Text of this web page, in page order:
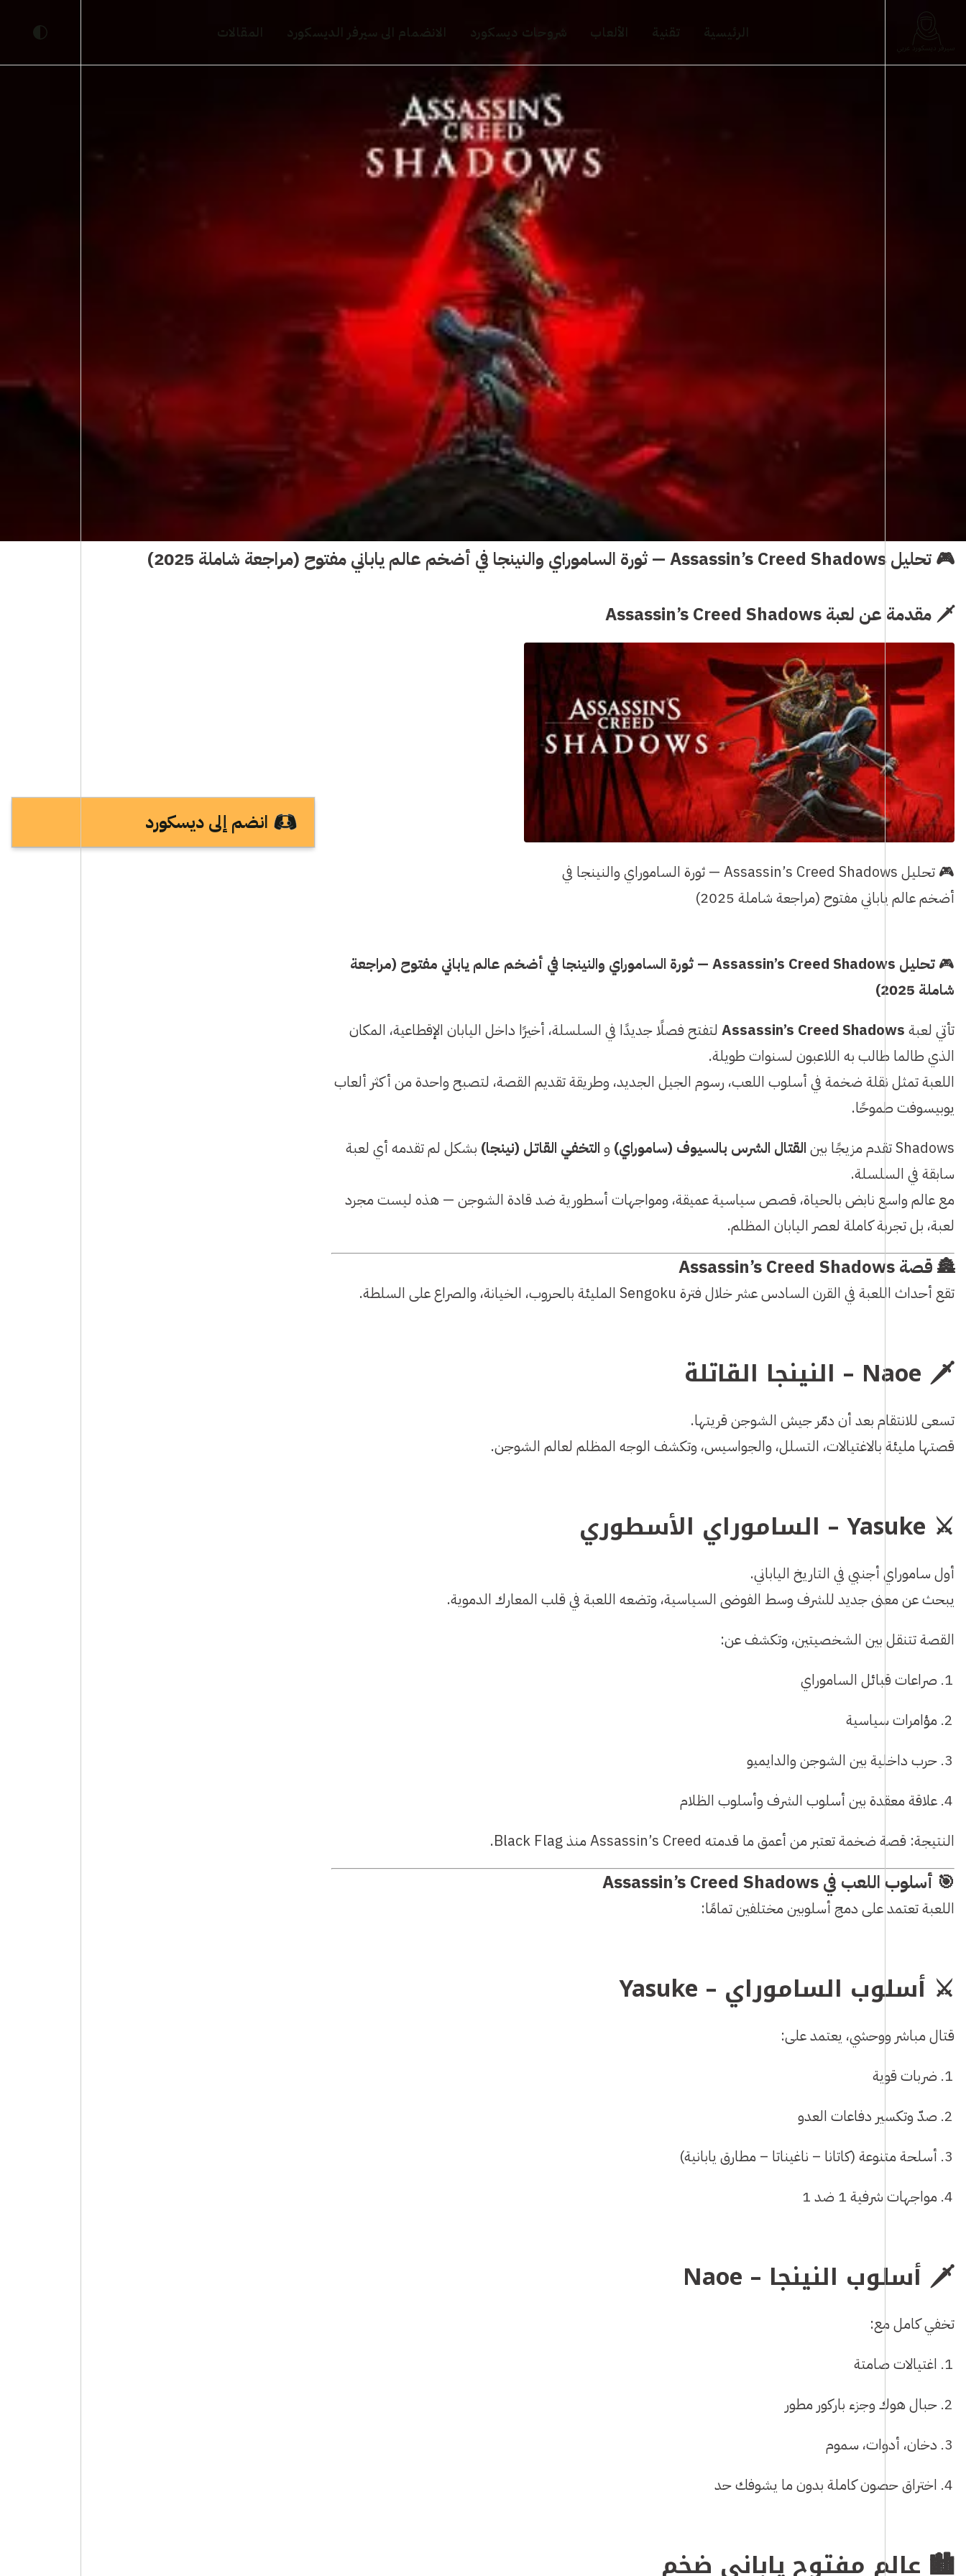
الرئيسية تقنية الألعاب شروحات ديسكورد الانضمام الى سيرفر الديسكورد المقالات
🎮 تحليل Assassin’s Creed Shadows — ثورة الساموراي والنينجا في أضخم عالم ياباني مفتوح (مراجعة شاملة 2025)
🗡️ مقدمة عن لعبة Assassin’s Creed Shadows
🎮 تحليل Assassin’s Creed Shadows — ثورة الساموراي والنينجا في
أضخم عالم ياباني مفتوح (مراجعة شاملة 2025)
🎮
تحليل Assassin’s Creed Shadows — ثورة الساموراي والنينجا في أضخم عالم ياباني مفتوح (مراجعة
شاملة 2025)
تأتي لعبة Assassin’s Creed Shadows لتفتح فصلًا جديدًا في السلسلة، أخيرًا داخل اليابان الإقطاعية، المكان
الذي طالما طالب به اللاعبون لسنوات طويلة.
اللعبة تمثل نقلة ضخمة في أسلوب اللعب، رسوم الجيل الجديد، وطريقة تقديم القصة، لتصبح واحدة من أكثر ألعاب
يوبيسوفت طموحًا.
Shadows تقدم مزيجًا بين
القتال الشرس بالسيوف (ساموراي) و التخفي القاتل (نينجا) بشكل لم تقدمه أي لعبة
سابقة في السلسلة.
مع عالم واسع نابض بالحياة، قصص سياسية عميقة، ومواجهات أسطورية ضد قادة الشوجن — هذه ليست مجرد
لعبة، بل تجربة كاملة لعصر اليابان المظلم.
🏯قصة Assassin’s Creed Shadows
تقع أحداث اللعبة في القرن السادس عشر خلال فترة Sengoku المليئة بالحروب، الخيانة، والصراع على السلطة.
🗡️ Naoe – النينجا القاتلة
تسعى للانتقام بعد أن دمّر جيش الشوجن قريتها.
قصتها مليئة بالاغتيالات، التسلل، والجواسيس، وتكشف الوجه المظلم لعالم الشوجن.
⚔️ Yasuke – الساموراي الأسطوري
أول ساموراي أجنبي في التاريخ الياباني.
يبحث عن معنى جديد للشرف وسط الفوضى السياسية، وتضعه اللعبة في قلب المعارك الدموية.
القصة تتنقل بين الشخصيتين، وتكشف عن:
صراعات قبائل الساموراي
مؤامرات سياسية
حرب داخلية بين الشوجن والدايميو
علاقة معقدة بين أسلوب الشرف وأسلوب الظلام
النتيجة: قصة ضخمة تعتبر من أعمق ما قدمته Assassin’s Creed منذ Black Flag.
🎯 أسلوب اللعب في Assassin’s Creed Shadows
اللعبة تعتمد على دمج أسلوبين مختلفين تمامًا:
⚔️ أسلوب الساموراي – Yasuke
قتال مباشر ووحشي، يعتمد على:
ضربات قوية
صدّ وتكسير دفاعات العدو
أسلحة متنوعة (كاتانا – ناغيناتا – مطارق يابانية)
مواجهات شرفية 1 ضد 1
🗡️ أسلوب النينجا – Naoe
تخفي كامل مع:
اغتيالات صامتة
حبال هوك وجزء باركور مطور
دخان، أدوات، سموم
اختراق حصون كاملة بدون ما يشوفك حد
🏙️ عالم مفتوح ياباني ضخم
انضم إلى ديسكورد